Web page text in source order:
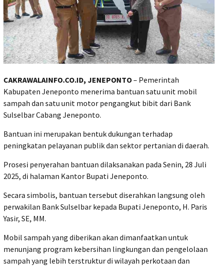
CAKRAWALAINFO.CO.ID, JENEPONTO– Pemerintah
Kabupaten Jeneponto menerima bantuan satu unit mobil
sampah dan satu unit motor pengangkut bibit dari Bank
Sulselbar Cabang Jeneponto.
Bantuan ini merupakan bentuk dukungan terhadap
peningkatan pelayanan publik dan sektor pertanian di daerah.
Prosesi penyerahan bantuan dilaksanakan pada Senin, 28 Juli
2025, di halaman Kantor Bupati Jeneponto.
Secara simbolis, bantuan tersebut diserahkan langsung oleh
perwakilan Bank Sulselbar kepada Bupati Jeneponto, H. Paris
Yasir, SE, MM.
Mobil sampah yang diberikan akan dimanfaatkan untuk
menunjang program kebersihan lingkungan dan pengelolaan
sampah yang lebih terstruktur di wilayah perkotaan dan